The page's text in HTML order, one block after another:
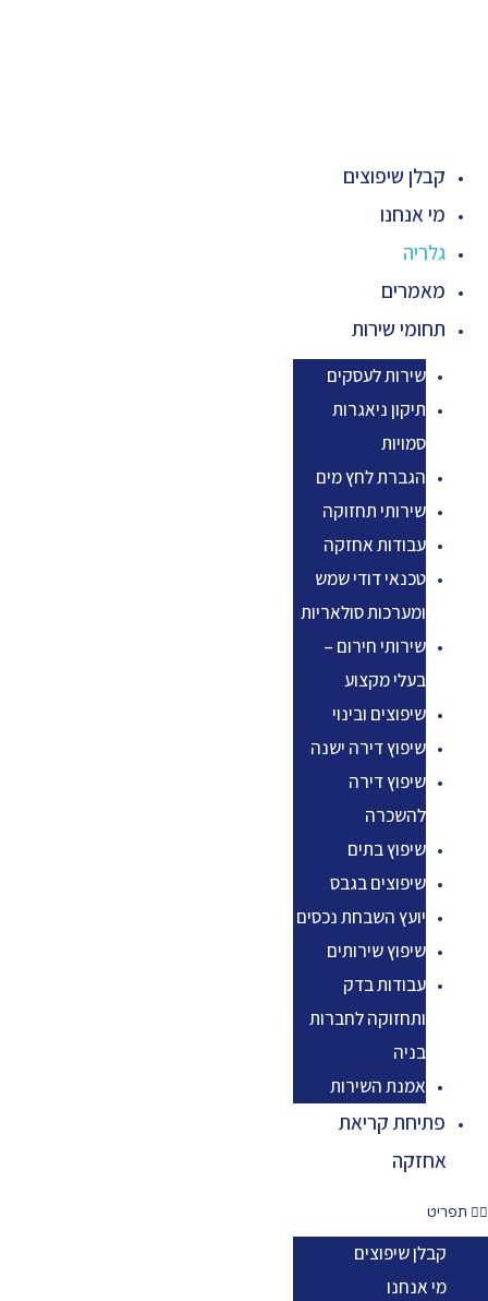
שיפוצים
אנחנו
שירות
שירות לעסקים
תיקון ניאגרות
הגברת לחץ מים
שירותי תחזוקה
עבודות אחזקה
טכנאי דודי שמש
ומערכות סולאריות
שירותי חירום –
בעלי מקצוע
שיפוצים ובינוי
שיפוץ דירה ישנה
שיפוץ דירה
להשכרה
שיפוץ בתים
שיפוצים בגבס
יועץ השבחת נכסים
שיפוץ שירותים
עבודות בדק
ותחזוקה לחברות
אמנת השירות
קריאת
שיפוצים
אנחנו